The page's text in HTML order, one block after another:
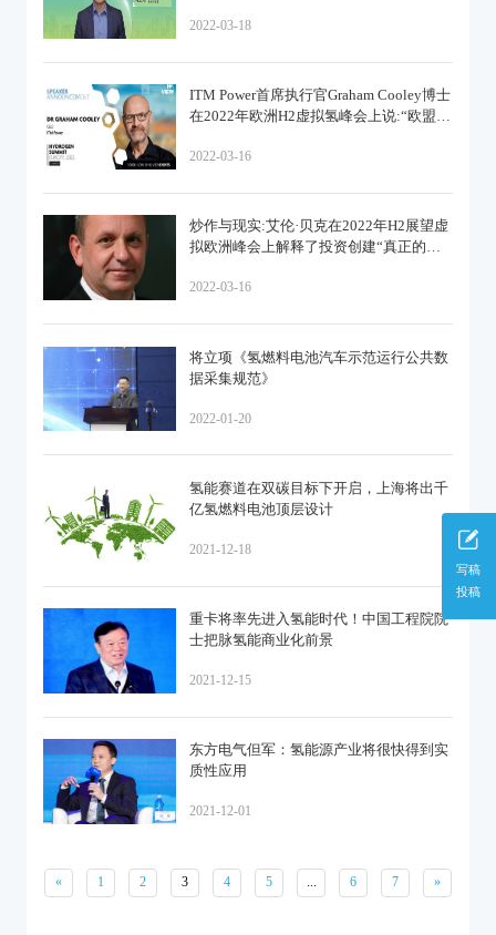
写稿
投稿
2022-03-18
ITM Power首席执行官Graham Cooley博士
在2022年欧洲H2虚拟氢峰会上说:“欧盟制
2022-03-16
炒作与现实:艾伦·贝克在2022年H2展望虚
拟欧洲峰会上解释了投资创建“真正的氢
2022-03-16
将立项《氢燃料电池汽车示范运行公共数
据采集规范》
2022-01-20
氢能赛道在双碳目标下开启，上海将出千
亿氢燃料电池顶层设计
2021-12-18
重卡将率先进入氢能时代！中国工程院院
士把脉氢能商业化前景
2021-12-15
东方电气但军：氢能源产业将很快得到实
质性应用
2021-12-01
« 1 2 3 4 5 ... 6 7 »